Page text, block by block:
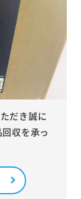
だき誠に
収を承っ